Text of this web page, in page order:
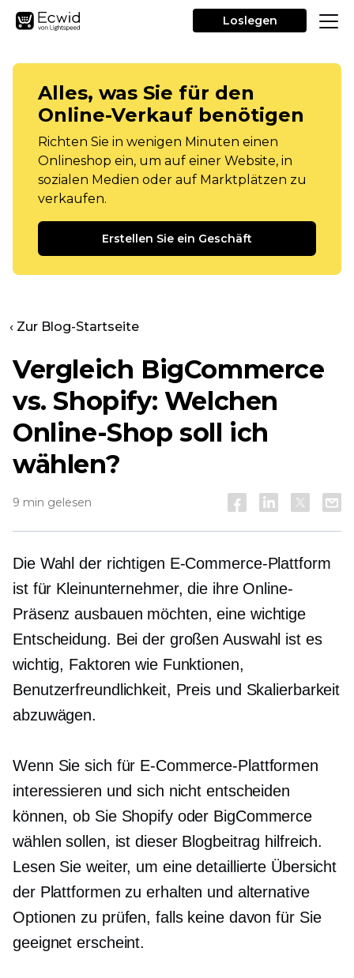
Loslegen
Alles, was Sie für den
Online-Verkauf benötigen
Richten Sie in wenigen Minuten einen
Onlineshop ein, um auf einer Website, in
sozialen Medien oder auf Marktplätzen zu
verkaufen.
Erstellen Sie ein Geschäft
‹ Zur Blog-Startseite
Vergleich BigCommerce
vs. Shopify: Welchen
Online-Shop soll ich
wählen?
9 min gelesen
Die Wahl der richtigen E-Commerce-Plattform
ist für Kleinunternehmer, die ihre Online-
Präsenz ausbauen möchten, eine wichtige
Entscheidung. Bei der großen Auswahl ist es
wichtig, Faktoren wie Funktionen,
Benutzerfreundlichkeit, Preis und Skalierbarkeit
abzuwägen.
Wenn Sie sich für E-Commerce-Plattformen
interessieren und sich nicht entscheiden
können, ob Sie Shopify oder BigCommerce
wählen sollen, ist dieser Blogbeitrag hilfreich.
Lesen Sie weiter, um eine detaillierte Übersicht
der Plattformen zu erhalten und alternative
Optionen zu prüfen, falls keine davon für Sie
geeignet erscheint.